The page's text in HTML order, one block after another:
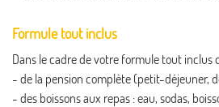
Formule tout inclus
Dans le cadre de votre formule tout inclus
- de la pension complète (petit-déjeuner,
- des boissons aux repas : eau, sodas,